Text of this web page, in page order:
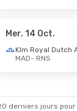
Mer. 14 Oct.
MAD- RNS
derniers jours